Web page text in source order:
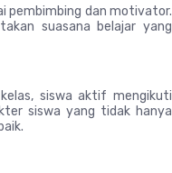
pembimbing dan motivator.
suasana belajar yang
siswa aktif mengikuti
siswa yang tidak hanya